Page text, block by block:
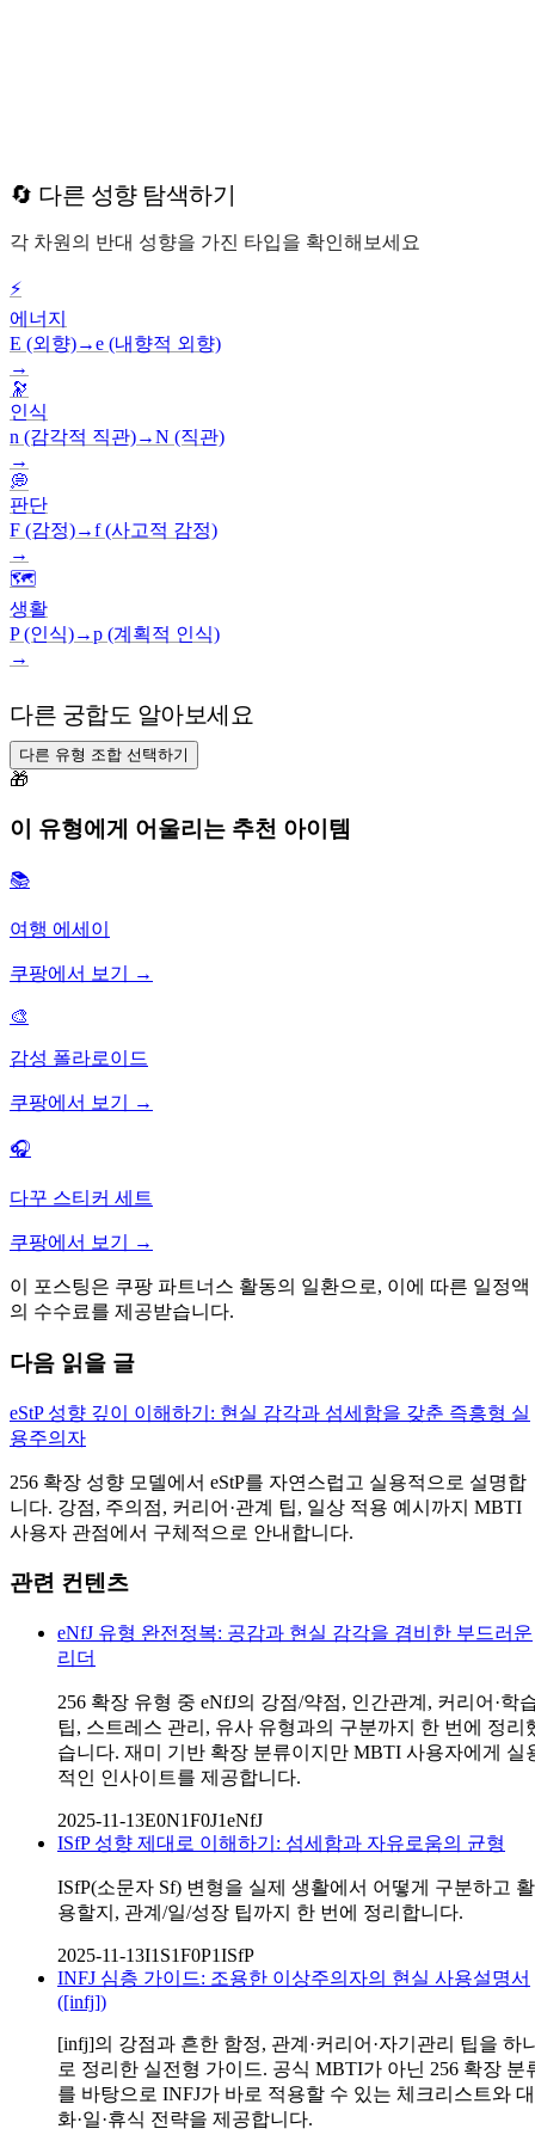
🔄 다른 성향 탐색하기
각 차원의 반대 성향을 가진 타입을 확인해보세요
⚡
에너지
E (외향)→e (내향적 외향)
→
🔭
인식
n (감각적 직관)→N (직관)
→
💭
판단
F (감정)→f (사고적 감정)
→
🗺️
생활
P (인식)→p (계획적 인식)
→
다른 궁합도 알아보세요
다른 유형 조합 선택하기
🎁
이 유형에게 어울리는 추천 아이템
📚
여행 에세이
쿠팡에서 보기 →
🎨
감성 폴라로이드
쿠팡에서 보기 →
🎧
다꾸 스티커 세트
쿠팡에서 보기 →
이 포스팅은 쿠팡 파트너스 활동의 일환으로, 이에 따른 일정액
의 수수료를 제공받습니다.
다음 읽을 글
eStP 성향 깊이 이해하기: 현실 감각과 섬세함을 갖춘 즉흥형 실
용주의자
256 확장 성향 모델에서 eStP를 자연스럽고 실용적으로 설명합
니다. 강점, 주의점, 커리어·관계 팁, 일상 적용 예시까지 MBTI
사용자 관점에서 구체적으로 안내합니다.
관련 컨텐츠
eNfJ 유형 완전정복: 공감과 현실 감각을 겸비한 부드러운
리더
256 확장 유형 중 eNfJ의 강점/약점, 인간관계, 커리어·학
팁, 스트레스 관리, 유사 유형과의 구분까지 한 번에 정리
습니다. 재미 기반 확장 분류이지만 MBTI 사용자에게 실
적인 인사이트를 제공합니다.
2025-11-13E0N1F0J1eNfJ
ISfP 성향 제대로 이해하기: 섬세함과 자유로움의 균형
ISfP(소문자 Sf) 변형을 실제 생활에서 어떻게 구분하고 활
용할지, 관계/일/성장 팁까지 한 번에 정리합니다.
2025-11-13I1S1F0P1ISfP
INFJ 심층 가이드: 조용한 이상주의자의 현실 사용설명서
([infj])
[infj]의 강점과 흔한 함정, 관계·커리어·자기관리 팁을 하
로 정리한 실전형 가이드. 공식 MBTI가 아닌 256 확장 분
를 바탕으로 INFJ가 바로 적용할 수 있는 체크리스트와 대
화·일·휴식 전략을 제공합니다.